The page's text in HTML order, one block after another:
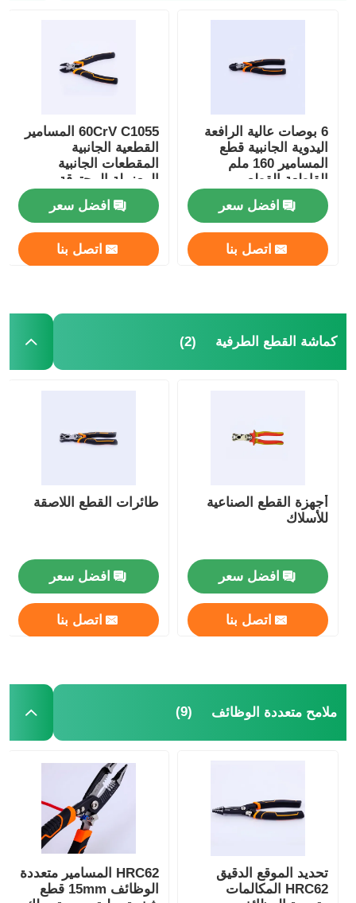
6 بوصات عالية الرافعة
اليدوية الجانبية قطع
المسامير 160 ملم
القاطعة القطع
افضل سعر
اتصل بنا
60CrV C1055 المسامير
القطعية الجانبية
المقطعات الجانبية
المعزولة المحترقة
افضل سعر
اتصل بنا
كماشة القطع الطرفية (2)
أجهزة القطع الصناعية
للأسلاك
افضل سعر
اتصل بنا
طائرات القطع اللاصقة
افضل سعر
اتصل بنا
ملامح متعددة الوظائف (9)
تحديد الموقع الدقيق
HRC62 المكالمات
HRC62 المسامير متعددة
الوظائف 15mm قطع